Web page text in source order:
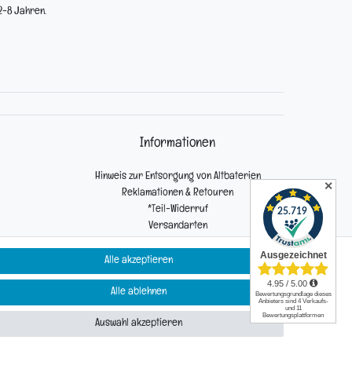
8 Jahren.
Informationen
Hinweis zur Entsorgung von Altbaterien
Reklamationen & Retouren
*Teil-Widerruf
Versandarten
Alle akzeptieren
Alle ablehnen
Auswahl akzeptieren
✕